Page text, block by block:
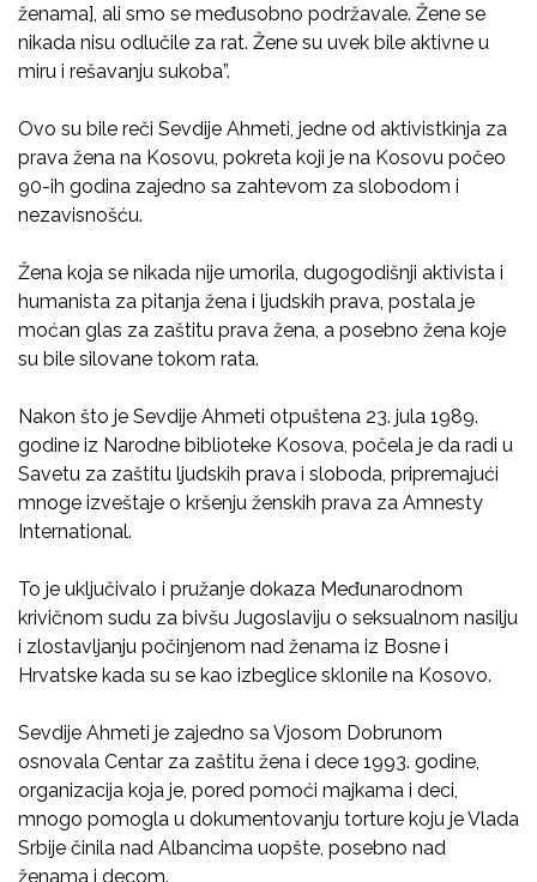
ženama], ali smo se međusobno podržavale. Žene se
nikada nisu odlučile za rat. Žene su uvek bile aktivne u
miru i rešavanju sukoba”.
Ovo su bile reči Sevdije Ahmeti, jedne od aktivistkinja za
prava žena na Kosovu, pokreta koji je na Kosovu počeo
90-ih godina zajedno sa zahtevom za slobodom i
nezavisnošću.
Žena koja se nikada nije umorila, dugogodišnji aktivista i
humanista za pitanja žena i ljudskih prava, postala je
moćan glas za zaštitu prava žena, a posebno žena koje
su bile silovane tokom rata.
Nakon što je Sevdije Ahmeti otpuštena 23. jula 1989.
godine iz Narodne biblioteke Kosova, počela je da radi u
Savetu za zaštitu ljudskih prava i sloboda, pripremajući
mnoge izveštaje o kršenju ženskih prava za Amnesty
International.
To je uključivalo i pružanje dokaza Međunarodnom
krivičnom sudu za bivšu Jugoslaviju o seksualnom nasilju
i zlostavljanju počinjenom nad ženama iz Bosne i
Hrvatske kada su se kao izbeglice sklonile na Kosovo.
Sevdije Ahmeti je zajedno sa Vjosom Dobrunom
osnovala Centar za zaštitu žena i dece 1993. godine,
organizacija koja je, pored pomoći majkama i deci,
mnogo pomogla u dokumentovanju torture koju je Vlada
Srbije činila nad Albancima uopšte, posebno nad
ženama i decom.